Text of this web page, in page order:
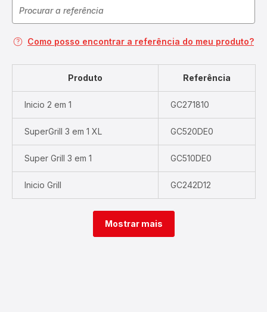
Como posso encontrar a referência do meu produto?
Produto Referência
Inicio 2 em 1 GC271810
SuperGrill 3 em 1 XL GC520DE0
Super Grill 3 em 1 GC510DE0
Inicio Grill GC242D12
Mostrar mais